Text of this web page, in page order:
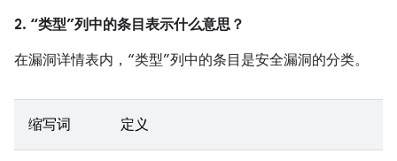
2. “类型”列中的条目表示什么意思？
在漏洞详情表内，“类型”列中的条目是安全漏洞的分类。
缩写词 定义